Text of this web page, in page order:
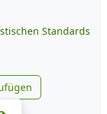
Standards
Google